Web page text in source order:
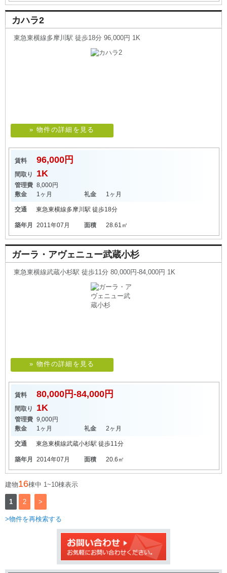
カハラ2
東急東横線多摩川駅 徒歩18分 96,000円 1K
» 物件の詳細を見る
賃料 96,000円
間取り 1K
管理費 8,000円
敷金
1ヶ月 礼金 1ヶ月
交通 東急東横線多摩川駅 徒歩18分
築年月 2011年07月 面積 28.61㎡
ガーラ・アヴェニュー武蔵小杉
東急東横線武蔵小杉駅 徒歩11分 80,000円-84,000円 1K
» 物件の詳細を見る
賃料 80,000円-84,000円
間取り 1K
管理費 9,000円
敷金
1ヶ月 礼金 2ヶ月
交通 東急東横線武蔵小杉駅 徒歩11分
築年月 2014年07月 面積 20.6㎡
建物16棟中 1~10棟表示
1 2 >
>物件を再検索する